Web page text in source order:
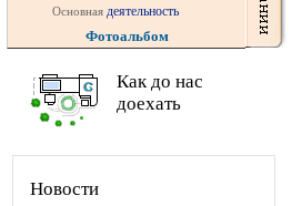
Основная деятельность
Фотоальбом
Как до нас
доехать
Новости